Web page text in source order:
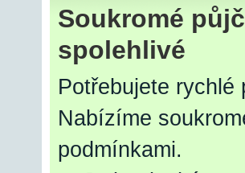
Soukromé
spolehlivé
Potřebujete
Nabízíme
podmínkami.